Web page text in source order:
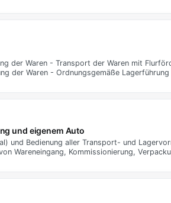
der Waren - Transport der Waren mit
der Waren - Ordnungsgemäße
und eigenem Auto
und Bedienung aller Transport- und
Wareneingang, Kommissionierung,